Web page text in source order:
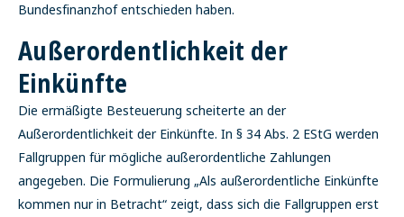
Bundesfinanzhof entschieden haben.
Außerordentlichkeit der
Einkünfte
Die ermäßigte Besteuerung scheiterte an der
Außerordentlichkeit der Einkünfte. In § 34 Abs. 2 EStG werden
Fallgruppen für mögliche außerordentliche Zahlungen
angegeben. Die Formulierung „Als außerordentliche Einkünfte
kommen nur in Betracht“ zeigt, dass sich die Fallgruppen erst